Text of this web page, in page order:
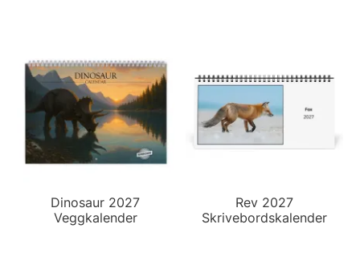
Dinosaur 2027
Veggkalender
Rev 2027
Skrivebordskalender